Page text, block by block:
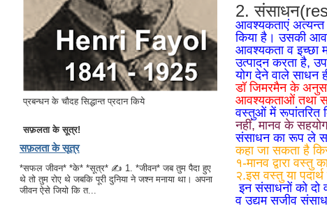
प्रबन्धन के चौदह सिद्धान्त प्रदान किये
सफ़लता के सूत्र!
सफ़लता के सूत्र
*सफल जीवन* *के* *सूत्र* ✍ 1. *जीवन* जब तुम पैदा हुए
थे तो तुम रोए थे जबकि पूरी दुनिया ने जश्न मनाया था। अपना
जीवन ऐसे जियो कि त...
2.
आवश्यकताएं अत्यन्त
किया है। उसकी
आवश्यकता व इच्छा
उत्पादन करता है,
योग देने वाले साधन
डॉ जिमरमैन के
आवश्यकताओं तथा
वस्तुओं में रूपांतरित
नहीं,मानव के
संसाधन का रूप ले
कहा जा सकता है
१-मानव द्वारा वस्तु
२.इस वस्तु या
इन संसाधनों को दो
व उद्यम सजीव